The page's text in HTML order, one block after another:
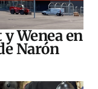
Wenea en
Narón